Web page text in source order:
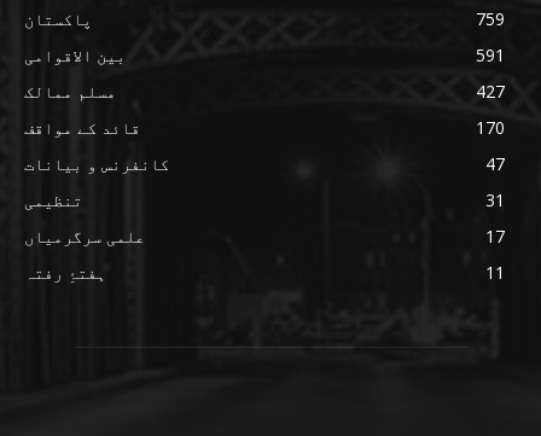
پاکستان
759
بین الاقوامی
591
مسلم ممالک
427
قائد کے مواقف
170
کانفرنس و بیانات
47
تنظیمی
31
علمی سرگرمیاں
17
ہفتۂِ رفتہ
11